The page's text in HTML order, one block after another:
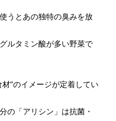
うとあの独特の臭みを放
ルタミン酸が多い野菜で
”のイメージが定着してい
の「アリシン」は抗菌・